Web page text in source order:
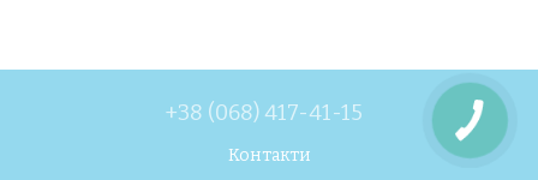
+38 (068) 417-41-15
Контакти